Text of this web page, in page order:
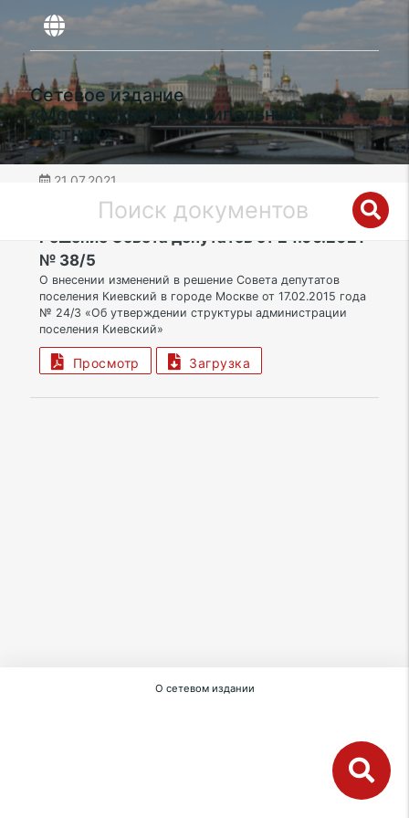
Сетевое издание
«Московский муниципальный
вестник»
21.07.2021
ТАО | Поселение Киевский
Решение Совета депутатов от 24.06.2021
№ 38/5
О внесении изменений в решение Совета депутатов
поселения Киевский в городе Москве от 17.02.2015 года
№ 24/3 «Об утверждении структуры администрации
поселения Киевский»
Просмотр Загрузка
О сетевом издании